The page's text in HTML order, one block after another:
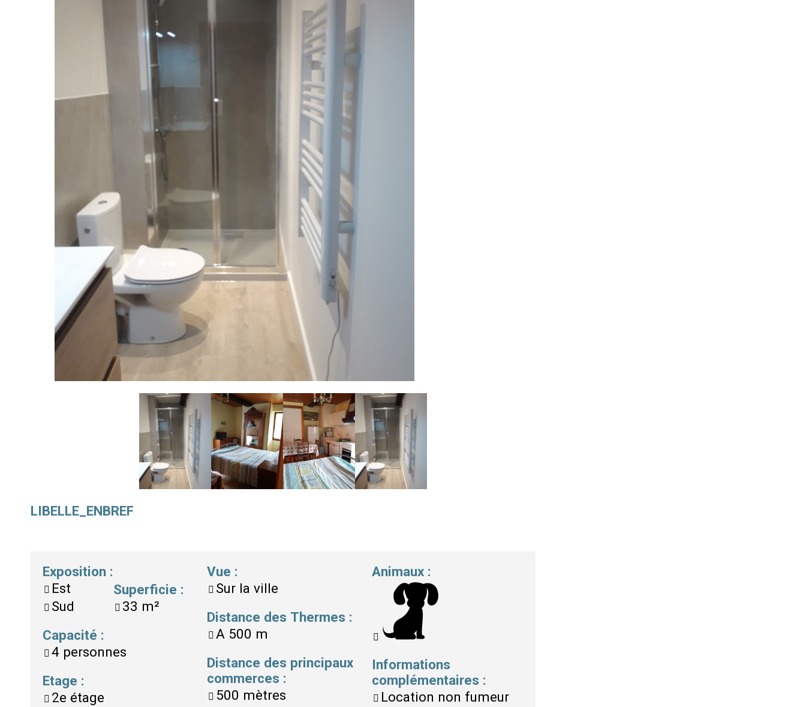
LIBELLE_ENBREF
Exposition :
Est
Sud
Superficie :
33 m²
Capacité :
4 personnes
Etage :
2e étage
Vue :
Sur la ville
Distance des Thermes :
A 500 m
Distance des principaux
commerces :
500 mètres
Animaux :
Informations
complémentaires :
Location non fumeur